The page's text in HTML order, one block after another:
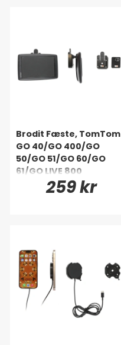
Brodit Fæste, TomTom
GO 40/GO 400/GO
50/GO 51/GO 60/GO
61/GO LIVE 800
Series/GO LIVE 820 m.
259 kr